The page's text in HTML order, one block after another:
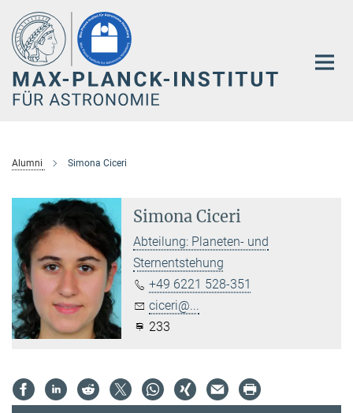
Hauptinhalt
Alumni Simona Ciceri
Simona Ciceri
Abteilung: Planeten- und
Sternentstehung
+49 6221 528-351
ciceri@...
233